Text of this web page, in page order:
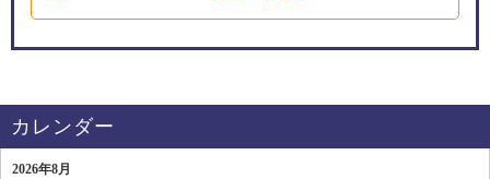
カレンダー
2026年8月